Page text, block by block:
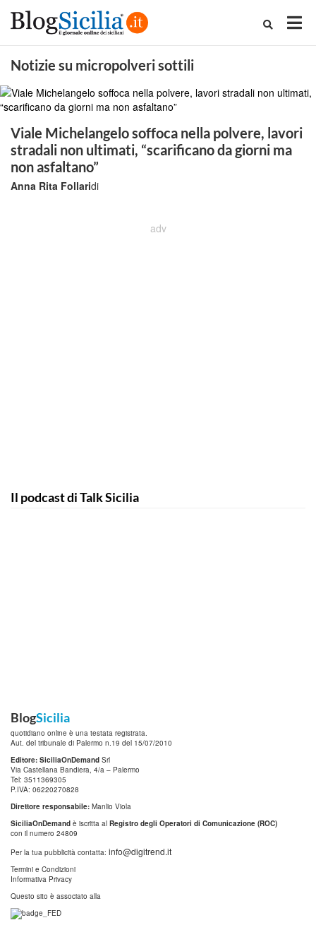
Notizie su micropolveri sottili
Viale Michelangelo soffoca nella polvere, lavori
stradali non ultimati, “scarificano da giorni ma
non asfaltano”
di
Anna Rita Follari
Il podcast di Talk Sicilia
BlogSicilia
quotidiano online è una testata registrata.
Aut. del tribunale di Palermo n.19 del 15/07/2010
Editore: SiciliaOnDemand Srl
Via Castellana Bandiera, 4/a – Palermo
Tel: 3511369305
P.IVA: 06220270828
Direttore responsabile: Manlio Viola
SiciliaOnDemand è iscritta al Registro degli Operatori di Comunicazione (ROC)
con il numero 24809
Per la tua pubblicità contatta: info@digitrend.it
Termini e Condizioni
Informativa Privacy
Questo sito è associato alla